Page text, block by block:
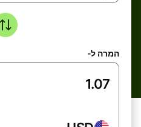
המרה ל-